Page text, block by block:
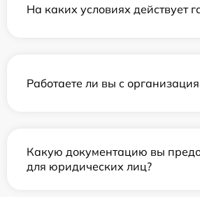
На каких условиях действует
Работаете ли вы с
Какую документацию вы
для юридических лиц?